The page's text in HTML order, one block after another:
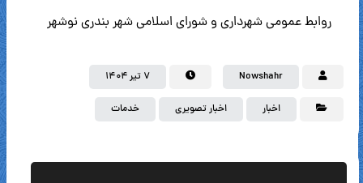
روابط عمومی شهرداری و شورای اسلامی شهر بندری نوشهر
Nowshahr ۷ تیر ۱۴۰۴
اخبار اخبار تصویری خدمات